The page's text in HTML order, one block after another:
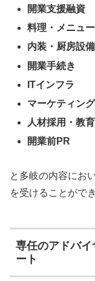
開業支援融資
料理・メニュ
内装・厨房設備
開業手続き
ITインフラ
マーケティング
人材採用・教育
開業前PR
と多岐の内容にお
を受けることがで
専任のアドバ
ート